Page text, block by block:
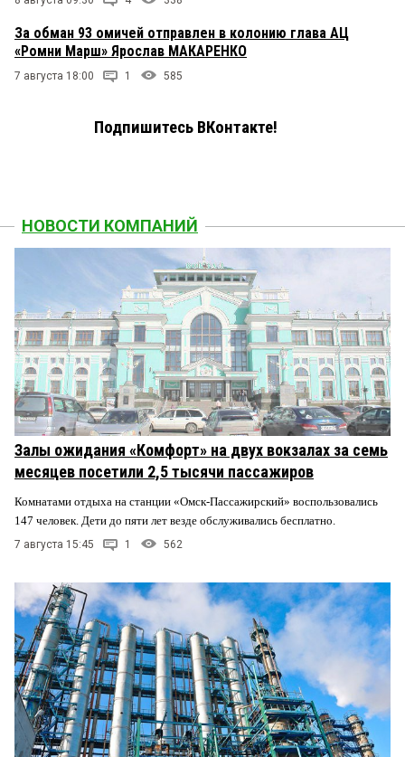
За обман 93 омичей отправлен в колонию глава АЦ
«Ромни Марш» Ярослав МАКАРЕНКО
7 августа 18:00 1 585
Подпишитесь ВКонтакте!
НОВОСТИ КОМПАНИЙ
Залы ожидания «Комфорт» на двух вокзалах за семь
месяцев посетили 2,5 тысячи пассажиров
Комнатами отдыха на станции «Омск-Пассажирский» воспользовались
147 человек. Дети до пяти лет везде обслуживались бесплатно.
7 августа 15:45 1 562